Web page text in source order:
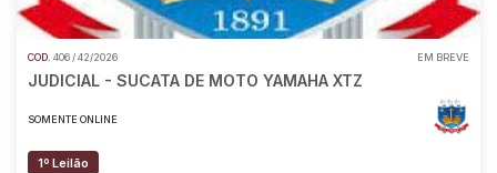
Pesquisar
COD. 406 / 42/2026 EM BREVE
JUDICIAL - SUCATA DE MOTO YAMAHA XTZ
SOMENTE ONLINE
1º Leilão